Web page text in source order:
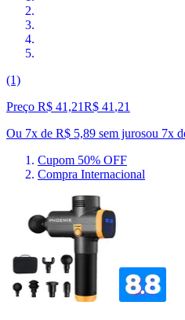
(1)
Preço R$ 41,21R$ 41 ,21
Ou 7x de R$ 5,89 sem jurosou 7x
Cupom 50% OFF
Compra Internacional